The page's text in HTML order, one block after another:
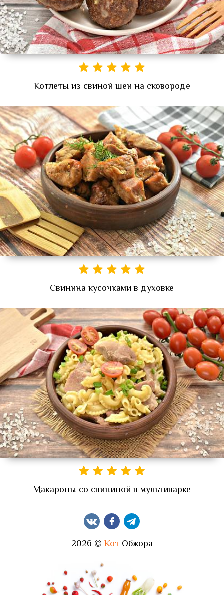
Котлеты из свиной шеи на сковороде
Свинина кусочками в духовке
Макароны со свининой в мультиварке
2026 © КотОбжора